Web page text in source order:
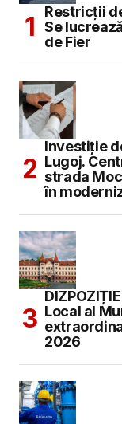
Restricții
Se
de Fier
Investiție
Lugoj.
strada
în
Local al
2026